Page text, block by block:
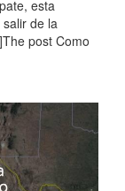
esta
de la
post Como